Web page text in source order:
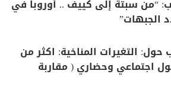
“من سبتة إلى كييف .. أوروبا في
الجبهات”
التغيرات المناخية: اكثر من
اجتماعي وحضاري ( مقاربة